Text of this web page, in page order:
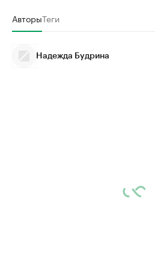
АвторыТеги
Надежда Будрина